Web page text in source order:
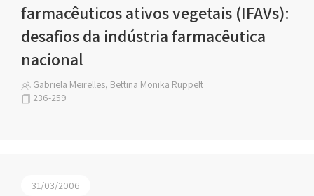
farmacêuticos ativos vegetais (IFAVs):
desafios da indústria farmacêutica
nacional
Gabriela Meirelles, Bettina Monika Ruppelt
236-259
31/03/2006